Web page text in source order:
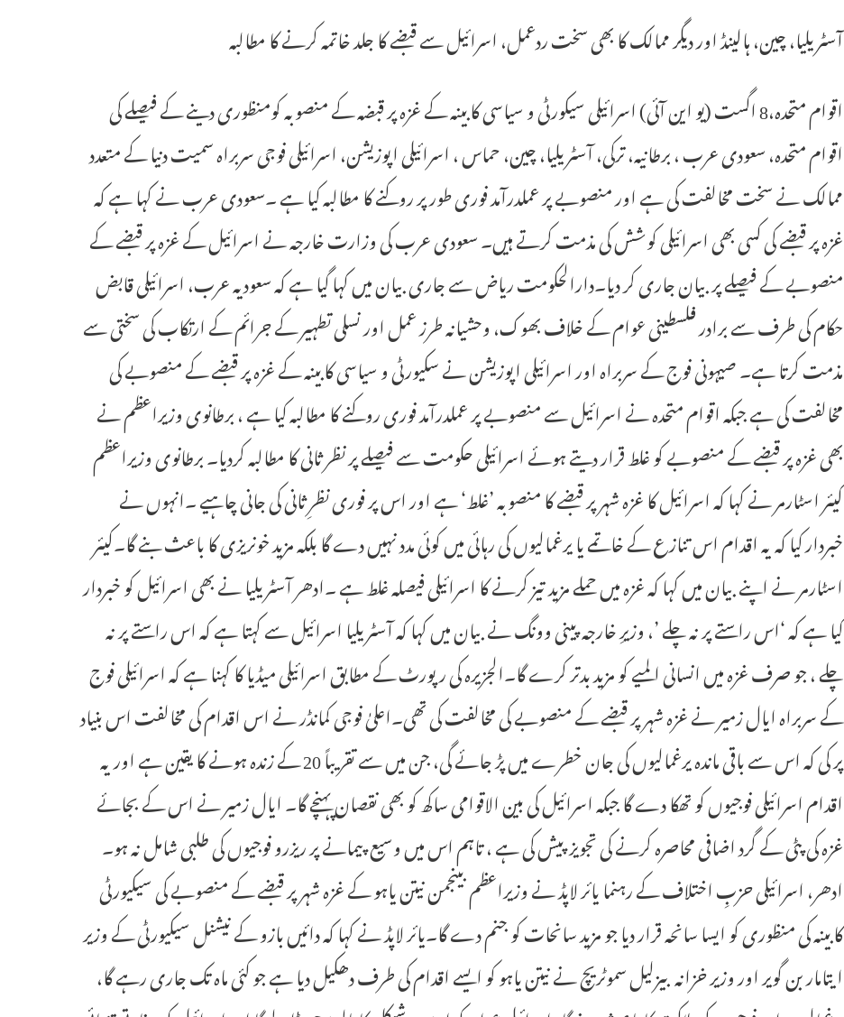
آسٹریلیا، چین، ہالینڈ اور دیگر ممالک کا بھی سخت ردعمل، اسرائیل سے قبضے کا جلد خاتمہ کرنے کا مطالبہ
اقوام متحدہ،8 اگست (یو این آئی) اسرائیلی سیکورٹی و سیاسی کابینہ کے غزہ پر قبضہ کے منصوبہ کومنظوری دینے کے فیصلے کی
اقوام متحدہ، سعودی عرب ، برطانیہ، ترکی، آسٹریلیا، چین، حماس ، اسرائیلی اپوزیشن، اسرائیلی فوجی سربراہ سمیت دنیا کے متعدد
ممالک نے سخت مخالفت کی ہے اور منصوبے پر عملدرآمد فوری طور پر روکنے کا مطالبہ کیا ہے ۔سعودی عرب نے کہا ہے کہ
غزہ پر قبضے کی کسی بھی اسرائیلی کوشش کی مذمت کرتے ہیں۔ سعودی عرب کی وزارت خارجہ نے اسرائیل کے غزہ پر قبضے کے
منصوبے کے فیصلے پر بیان جاری کر دیا۔دارالحکومت ریاض سے جاری بیان میں کہا گیا ہے کہ سعودیہ عرب، اسرائیلی قابض
حکام کی طرف سے برادر فلسطینی عوام کے خلاف بھوک، وحشیانہ طرز عمل اور نسلی تطہیر کے جرائم کے ارتکاب کی سختی سے
مذمت کرتا ہے۔ صیہونی فوج کے سربراہ اور اسرائیلی اپوزیشن نے سکیورٹی و سیاسی کابینہ کے غزہ پر قبضے کے منصوبے کی
مخالفت کی ہے جبکہ اقوام متحدہ نے اسرائیل سے منصوبے پر عملدرآمد فوری روکنے کا مطالبہ کیا ہے ، برطانوی وزیراعظم نے
بھی غزہ پر قبضے کے منصوبے کو غلط قرار دیتے ہوئے اسرائیلی حکومت سے فیصلے پر نظر ثانی کا مطالبہ کردیا۔ برطانوی وزیراعظم
کیئر اسٹارمر نے کہا کہ اسرائیل کا غزہ شہر پر قبضے کا منصوبہ ’غلط‘ ہے اور اس پر فوری نظرِ ثانی کی جانی چاہیے ۔انہوں نے
خبردار کیا کہ یہ اقدام اس تنازع کے خاتمے یا یرغمالیوں کی رہائی میں کوئی مدد نہیں دے گا بلکہ مزید خونریزی کا باعث بنے گا۔کیئر
اسٹارمر نے اپنے بیان میں کہا کہ غزہ میں حملے مزید تیز کرنے کا اسرائیلی فیصلہ غلط ہے ۔ادھر آسٹریلیا نے بھی اسرائیل کو خبردار
کیا ہے کہ ‘اس راستے پر نہ چلے ’، وزیرِ خارجہ پینی وونگ نے بیان میں کہا کہ آسٹریلیا اسرائیل سے کہتا ہے کہ اس راستے پر نہ
چلے ، جو صرف غزہ میں انسانی المیے کو مزید بدتر کرے گا۔الجزیرہ کی رپورٹ کے مطابق اسرائیلی میڈیا کا کہنا ہے کہ اسرائیلی فوج
کے سربراہ ایال زمیر نے غزہ شہر پر قبضے کے منصوبے کی مخالفت کی تھی۔اعلیٰ فوجی کمانڈر نے اس اقدام کی مخالفت اس بنیاد
پر کی کہ اس سے باقی ماندہ یرغمالیوں کی جان خطرے میں پڑ جائے گی، جن میں سے تقریباً 20 کے زندہ ہونے کا یقین ہے اور یہ
اقدام اسرائیلی فوجیوں کو تھکا دے گا جبکہ اسرائیل کی بین الاقوامی ساکھ کو بھی نقصان پہنچے گا۔ ایال زمیر نے اس کے بجائے
غزہ کی پٹی کے گرد اضافی محاصرہ کرنے کی تجویز پیش کی ہے ، تاہم اس میں وسیع پیمانے پر ریزرو فوجیوں کی طلبی شامل نہ ہو۔
ادھر، اسرائیلی حزبِ اختلاف کے رہنما یائر لاپڈ نے وزیراعظم بینجمن نیتن یاہو کے غزہ شہر پر قبضے کے منصوبے کی سیکیورٹی
کابینہ کی منظوری کو ایسا سانحہ قرار دیا جو مزید سانحات کو جنم دے گا۔یائر لاپڈ نے کہا کہ دائیں بازو کے نیشنل سیکیورٹی کے وزیر
ایتامار بن گویر اور وزیر خزانہ بیزلیل سموٹریچ نے نیتن یاہو کو ایسے اقدام کی طرف دھکیل دیا ہے جو کئی ماہ تک جاری رہے گا،